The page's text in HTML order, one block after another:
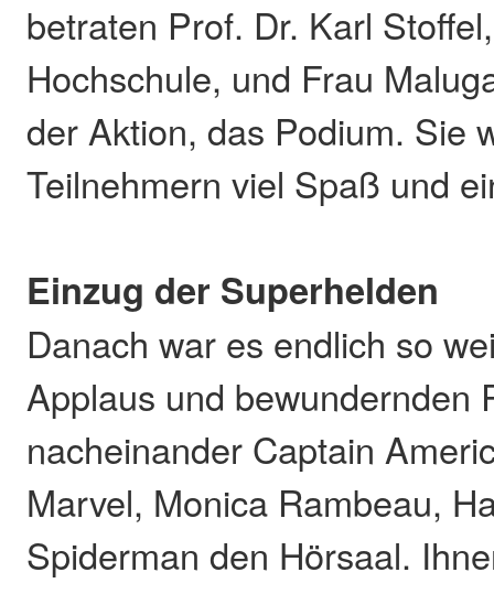
betraten Prof. Dr. Karl
Hochschule, und Frau
der Aktion, das Podium. Sie
Teilnehmern viel Spaß und
Einzug der Superhelden
Danach war es endlich so
Applaus und bewundernden
nacheinander Captain
Marvel, Monica Rambeau,
Spiderman den Hörsaal.